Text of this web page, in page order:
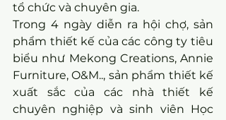
tổ chức và chuyên gia.
Trong 4 ngày diễn ra hội chợ, sản
phẩm thiết kế của các công ty tiêu
biểu như Mekong Creations, Annie
Furniture, O&M.., sản phẩm thiết kế
xuất sắc của các nhà thiết kế
chuyên nghiệp và sinh viên Học